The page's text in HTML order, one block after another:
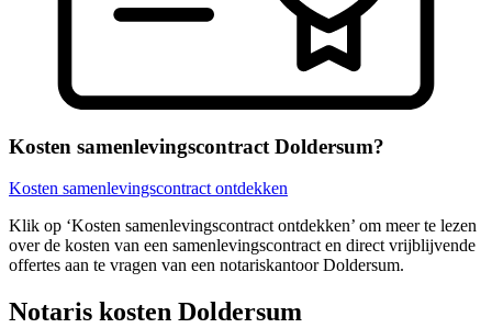
Kosten samenlevingscontract Doldersum?
Kosten samenlevingscontract ontdekken
Klik op ‘Kosten samenlevingscontract ontdekken’ om meer te lezen
over de kosten van een samenlevingscontract en direct vrijblijvende
offertes aan te vragen van een notariskantoor Doldersum.
Notaris kosten Doldersum